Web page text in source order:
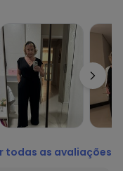
todas as avaliações